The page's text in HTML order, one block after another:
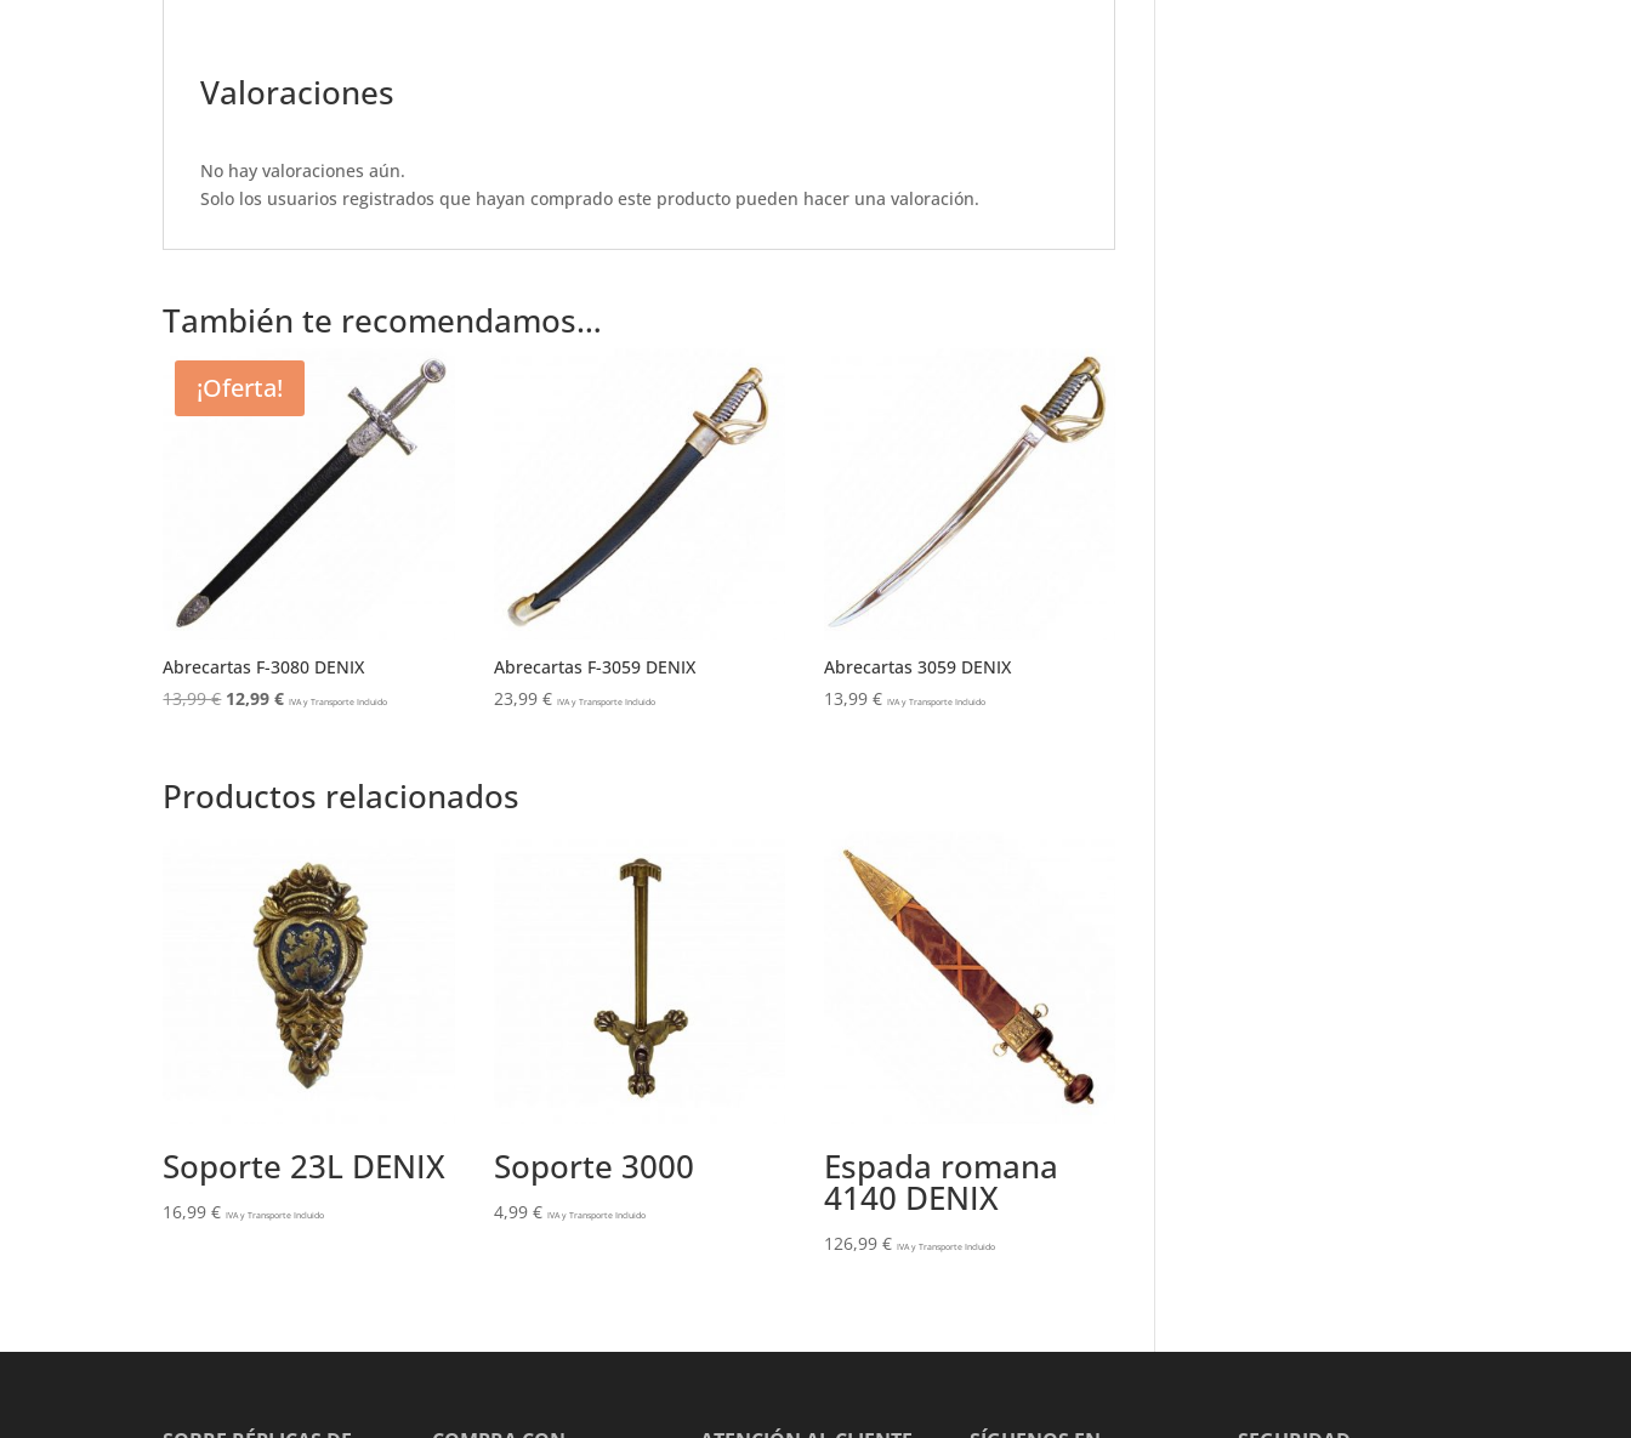
e
o
o
k
s
p
p
te l
Valoraciones
No hay valoraciones aún.
Solo los usuarios registrados que hayan comprado este producto pueden hacer una valoración.
También te recomendamos…
¡Oferta!
Abrecartas F-3080 DENIX
13,99€ El
era:
13,99 €.
12,99€El
12,99 €.
IVA y Transporte Incluido
Abrecartas F-3059 DENIX
23,99 € IVA y Transporte Incluido
Abrecartas 3059 DENIX
13,99 € IVA y Transporte Incluido
Productos relacionados
Soporte 23L DENIX
16,99€ IVA y Transporte Incluido
Soporte 3000
4,99 € IVA y Transporte Incluido
Espada romana
4140 DENIX
126,99 € IVA y Transporte Incluido